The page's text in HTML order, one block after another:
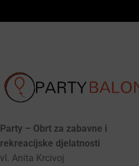
Party – Obrt za zabavne i
rekreacijske djelatnosti
vl. Anita Krcivoj